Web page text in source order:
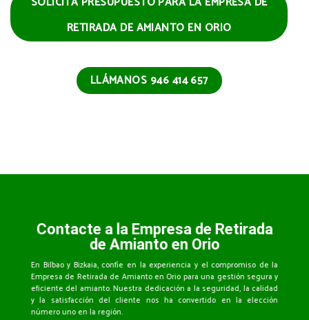
RETIRADA DE AMIANTO EN ORIO
LLÁMANOS 946 414 657
Contacte a la Empresa de Retirada
de Amianto en Orio
En Bilbao y Bizkaia, confíe en la experiencia y el compromiso de la
Empresa de Retirada de Amianto en Orio para una gestión segura y
eficiente del amianto. Nuestra dedicación a la seguridad, la calidad
y la satisfacción del cliente nos ha convertido en la elección
número uno en la región.